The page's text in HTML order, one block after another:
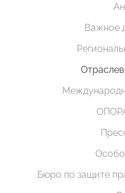
Важное
Бюро по защите